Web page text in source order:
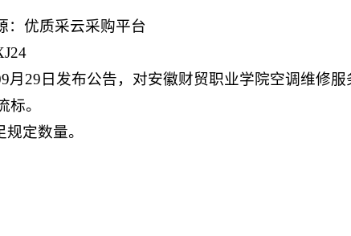
：优质采云采购平台
月29日发布公告，对安徽财贸职业学院空调维修服
标。
定数量。